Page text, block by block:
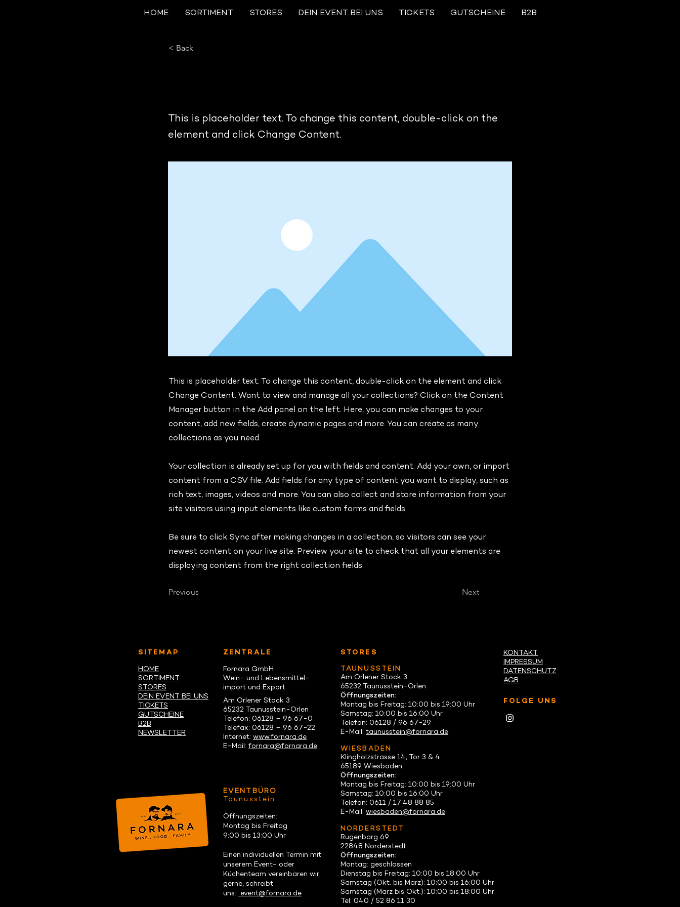
HOME SORTIMENT STORES DEIN EVENT BEI UNS TICKETS GUTSCHEINE B2B
< Back
This is placeholder text. To change this content, double-click on the
element and click Change Content.
This is placeholder text. To change this content, double-click on the element and click
Change Content. Want to view and manage all your collections? Click on the Content
Manager button in the Add panel on the left. Here, you can make changes to your
content, add new fields, create dynamic pages and more. You can create as many
collections as you need.
Your collection is already set up for you with fields and content. Add your own, or import
content from a CSV file. Add fields for any type of content you want to display, such as
rich text, images, videos and more. You can also collect and store information from your
site visitors using input elements like custom forms and fields.
Be sure to click Sync after making changes in a collection, so visitors can see your
newest content on your live site. Preview your site to check that all your elements are
displaying content from the right collection fields.
Previous Next
SITEMAP
HOME
SORTIMENT
STORES
DEIN EVENT BEI UNS
TICKETS
GUTSCHEINE
B2B
NEWSLETTER
ZENTRALE
Fornara GmbH
Wein- und Lebensmittel-
import und Export
Am Orlener Stock 3
65232 Taunusstein-Orlen
Telefon: 06128 – 96 67-0
Telefax: 06128 – 96 67-22
Internet: www.fornara.de
E-Mail: fornara@fornara.de
EVENTBÜRO
Taunusstein
Öffnungszeiten:
Montag bis Freitag
9:00 bis 13:00 Uhr
Einen individuellen Termin mit
unserem Event- oder
Küchenteam vereinbaren wir
gerne, schreibt
uns:
event@fornara.de
STORES
TAUNUSSTEIN
Am Orlener Stock 3
65232 Taunusstein-Orlen
Öffnungszeiten:
Montag bis Freitag: 10:00 bis 19:00 Uhr
Samstag: 10:00 bis 16:00 Uhr
Telefon: 06128 / 96 67-29
E-Mail: taunusstein@fornara.de
WIESBADEN
Klingholzstrasse 14, Tor 3 & 4
65189 Wiesbaden
Öffnungszeiten:
Montag bis Freitag: 10:00 bis 19:00 Uhr
Samstag: 10:00 bis 16:00 Uhr
Telefon: 0611 / 17 48 88 85
E-Mail: wiesbaden@fornara.de
NORDERSTEDT
Rugenbarg 69
22848 Norderstedt
Öffnungszeiten:
Montag: geschlossen
Dienstag bis Freitag: 10:00 bis 18:00 Uhr
Samstag (Okt. bis März): 10:00 bis 16:00 Uhr
Samstag (März bis Okt.): 10:00 bis 18:00 Uhr
Tel: 040 / 52 86 11 30
KONTAKT
IMPRESSUM
DATENSCHUTZ
AGB
FOLGE UNS